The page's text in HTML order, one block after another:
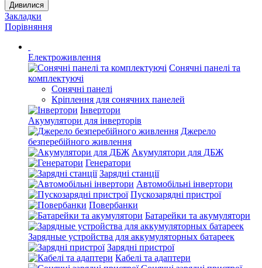
Дивилися
Закладки
Порівняння
Електроживлення
Сонячні панелі та
комплектуючі
Сонячні панелі
Кріплення для сонячних панелей
Інвертори
Акумулятори для інверторів
Джерело
безперебійного живлення
Акумулятори для ДБЖ
Генератори
Зарядні станції
Автомобільні інвертори
Пускозарядні пристрої
Повербанки
Батарейки та акумулятори
Зарядные устройства для аккумуляторных батареек
Зарядні пристрої
Кабелі та адаптери